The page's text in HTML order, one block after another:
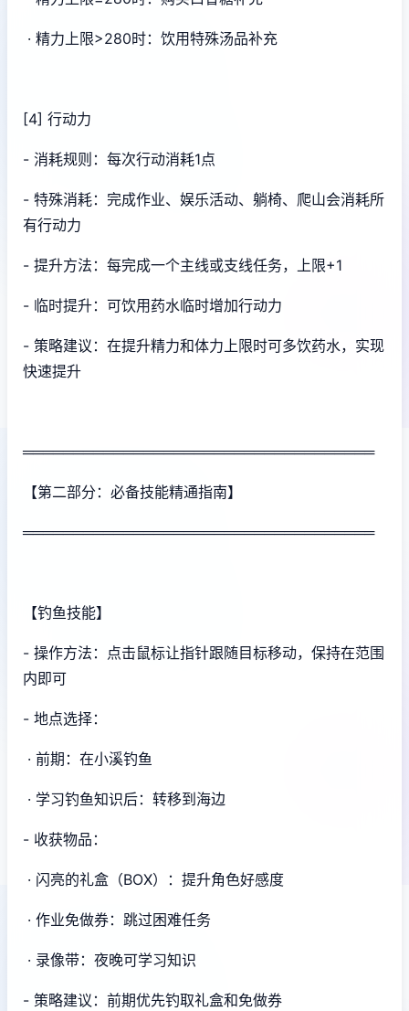
· 精力上限>280时：饮用特殊汤品补充
[4] 行动力
- 消耗规则：每次行动消耗1点
- 特殊消耗：完成作业、娱乐活动、躺椅、爬山会消耗所
有行动力
- 提升方法：每完成一个主线或支线任务，上限+1
- 临时提升：可饮用药水临时增加行动力
- 策略建议：在提升精力和体力上限时可多饮药水，实现
快速提升
═══════════════════════════════════
【第二部分：必备技能精通指南】
═══════════════════════════════════
【钓鱼技能】
- 操作方法：点击鼠标让指针跟随目标移动，保持在范围
内即可
- 地点选择：
· 前期：在小溪钓鱼
· 学习钓鱼知识后：转移到海边
- 收获物品：
· 闪亮的礼盒（BOX）：提升角色好感度
· 作业免做券：跳过困难任务
· 录像带：夜晚可学习知识
- 策略建议：前期优先钓取礼盒和免做券